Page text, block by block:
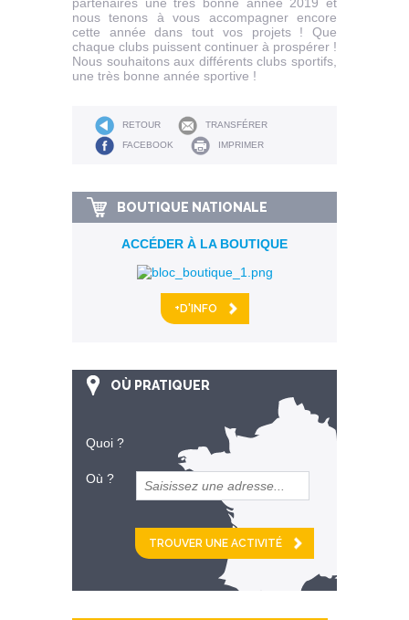
partenaires une très bonne année 2019 et
nous tenons à vous accompagner encore
cette année dans tout vos projets ! Que
chaque clubs puissent continuer à prospérer !
Nous souhaitons aux différents clubs sportifs,
une très bonne année sportive !
RETOUR
TRANSFÉRER
FACEBOOK
IMPRIMER
BOUTIQUE NATIONALE
ACCÉDER À LA BOUTIQUE
+D'INFO
OÙ PRATIQUER
Quoi ?
Où ?
et
km alentour